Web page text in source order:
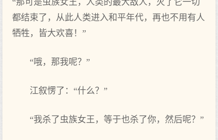
“那可是虫族女王，人类的最大敌人，灭了它一切
都结束了，从此人类进入和平年代，再也不用有人
牺牲，皆大欢喜！”
“哦，那我呢？”
江叙愣了：“什么？”
“我杀了虫族女王，等于也杀了你，然后呢？”